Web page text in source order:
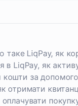
таке LiqPay, як
в LiqPay, як
за
отримати
оплачувати